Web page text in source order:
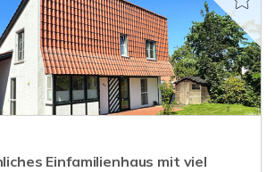
Einfamilienhaus mit viel